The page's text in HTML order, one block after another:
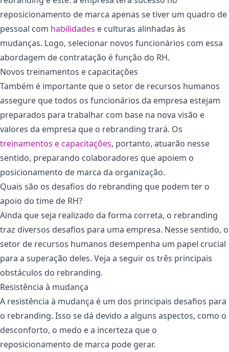
reposicionamento de marca apenas se tiver um quadro de
pessoal com habilidades e culturas alinhadas às
mudanças. Logo, selecionar novos funcionários com essa
abordagem de contratação é função do RH.
Novos treinamentos e capacitações
Também é importante que o setor de recursos humanos
assegure que todos os funcionários da empresa estejam
preparados para trabalhar com base na nova visão e
valores da empresa que o rebranding trará. Os
treinamentos e capacitações, portanto, atuarão nesse
sentido, preparando colaboradores que apoiem o
posicionamento de marca da organização.
Quais são os desafios do rebranding que podem ter o
apoio do time de RH?
Ainda que seja realizado da forma correta, o rebranding
traz diversos desafios para uma empresa. Nesse sentido, o
setor de recursos humanos desempenha um papel crucial
para a superação deles. Veja a seguir os três principais
obstáculos do rebranding.
Resistência à mudança
A resistência à mudança é um dos principais desafios para
o rebranding. Isso se dá devido a alguns aspectos, como o
desconforto, o medo e a incerteza que o
reposicionamento de marca pode gerar.